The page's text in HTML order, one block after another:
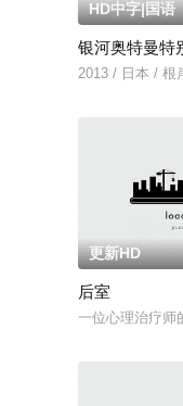
HD中字|国语
银河奥特曼特
2013 / 日本 / 根
更新HD
后室
一位心理治疗师